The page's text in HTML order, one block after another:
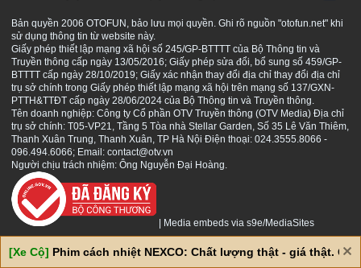
S
Bản quyền 2006 OTOFUN, bảo lưu mọi quyền. Ghi rõ nguồn "otofun.net" khi
sử dụng thông tin từ website này.
Giấy phép thiết lập mạng xã hội số 245/GP-BTTTT của Bộ Thông tin và
Truyền thông cấp ngày 13/05/2016; Giấy phép sửa đổi, bổ sung số 459/GP-
BTTTT cấp ngày 28/10/2019; Giấy xác nhận thay đổi địa chỉ thay đổi địa chỉ
trụ sở chính trong Giấy phép thiết lập mạng xã hội trên mạng số 137/GXN-
PTTH&TTĐT cấp ngày 28/06/2024 của Bộ Thông tin và Truyền thông.
Tên doanh nghiệp: Công ty Cổ phần OTV Truyền thông (OTV Media) Địa chỉ
trụ sở chính: T05-VP21, Tầng 5 Tòa nhà Stellar Garden, Số 35 Lê Văn Thiêm,
Thanh Xuân Trung, Thanh Xuân, TP Hà Nội Điện thoại: 024.3555.8066 -
096.494.6066; Email: contact@otv.vn
Người chịu trách nhiệm: Ông Nguyễn Đại Hoàng.
Media embeds via s9e/MediaSites
[Xe Cộ] Phim cách nhiệt NEXCO: Chất lượng thật - giá thật. Giá